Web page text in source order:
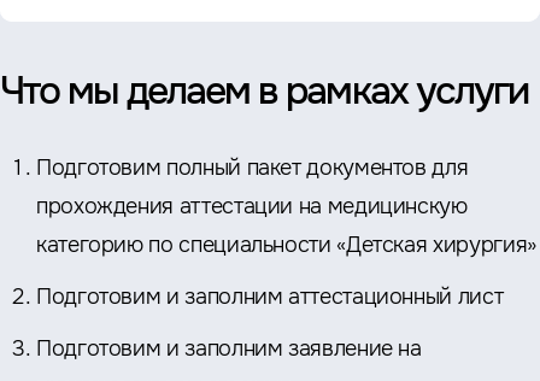
Что мы делаем в рамках услуги
Подготовим полный пакет документов для
прохождения аттестации на медицинскую
категорию по специальности «Детская хирургия»
Подготовим и заполним аттестационный лист
Подготовим и заполним заявление на